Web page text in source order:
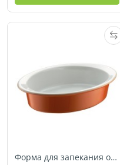
Форма для запекания овальная Berndes SPECIALS, 36 x 25 см (054027)